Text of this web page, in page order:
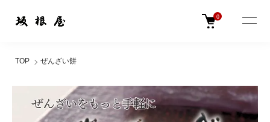
0
TOP ぜんざい餅